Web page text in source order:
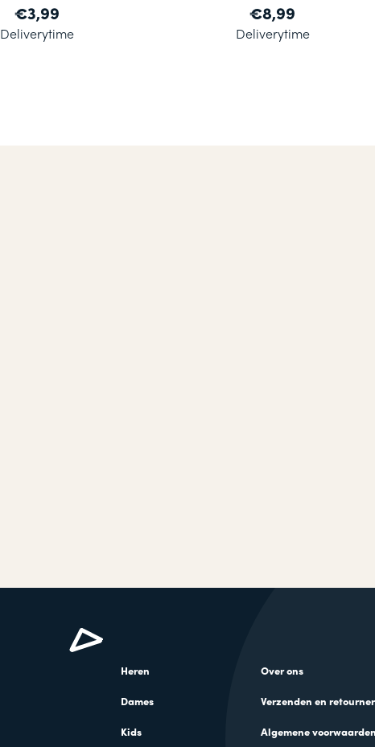
€3,99
Deliverytime
€8,99
Deliverytime
Heren
Dames
Kids
Over ons
Verzenden en
Algemene voorwaarden